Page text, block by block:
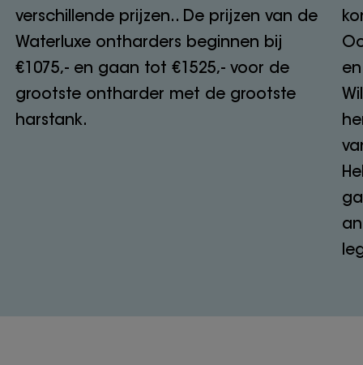
verschillende prijzen.. De prijzen van de
Waterluxe ontharders beginnen bij
€1075,- en gaan tot €1525,- voor de
grootste ontharder met de grootste
harstank.